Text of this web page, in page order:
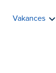
Vakances